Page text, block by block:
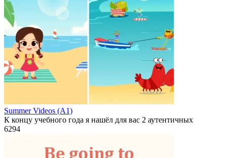
Summer Videos (A1)
К концу учебного года я нашёл для вас 2 аутентичных
6294